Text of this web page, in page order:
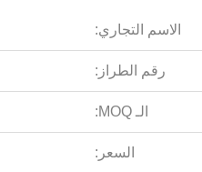
الاسم التجاري:
رقم الطراز:
الـ MOQ:
السعر: